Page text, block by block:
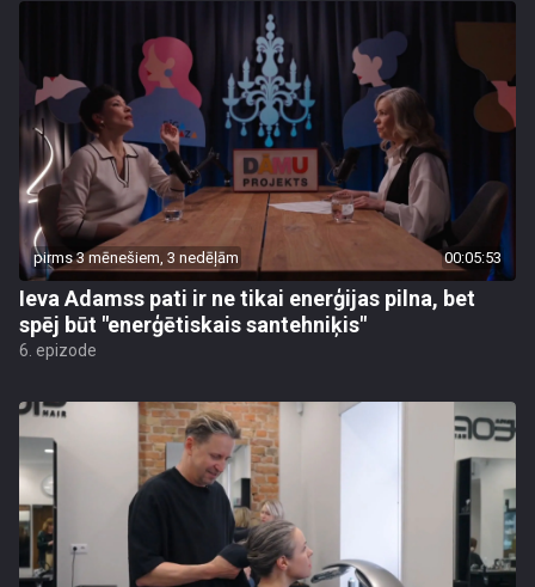
pirms 3 mēnešiem, 3 nedēļām 00:05:53
Ieva Adamss pati ir ne tikai enerģijas pilna, bet
spēj būt "enerģētiskais santehniķis"
6. epizode